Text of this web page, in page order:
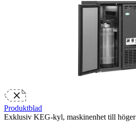
Produktblad
Exklusiv KEG-kyl, maskinenhet till höger